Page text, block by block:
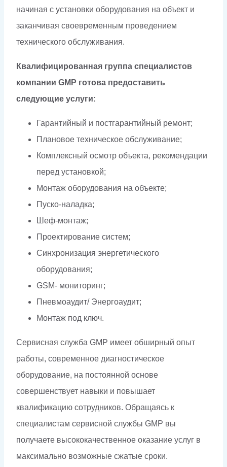
начиная с установки оборудования на объект и
заканчивая своевременным проведением
технического обслуживания.
Квалифицированная группа специалистов
компании GMP готова предоставить
следующие услуги:
Гарантийный и постгарантийный ремонт;
Плановое техническое обслуживание;
Комплексный осмотр объекта, рекомендации
перед установкой;
Монтаж оборудования на объекте;
Пуско-наладка;
Шеф-монтаж;
Проектирование систем;
Синхронизация энергетического
оборудования;
GSM- мониторинг;
Пневмоаудит/ Энергоаудит;
Монтаж под ключ.
Сервисная служба GMP имеет обширный опыт
работы, современное диагностическое
оборудование, на постоянной основе
совершенствует навыки и повышает
квалификацию сотрудников. Обращаясь к
специалистам сервисной службы GMP вы
получаете высококачественное оказание услуг в
максимально возможные сжатые сроки.